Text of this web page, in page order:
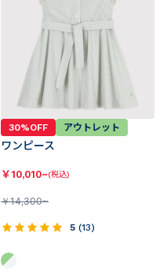
30%OFF アウトレット
ワンピース
￥10,010~(税込)
￥14,300~
5 (13)